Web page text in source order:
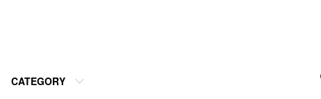
CATEGORY